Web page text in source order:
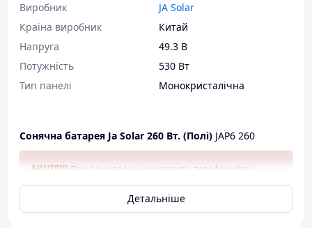
Виробник
JA Solar
Країна виробник
Китай
Напруга
49.3 В
Потужність
530 Вт
Тип панелі
Монокристалічна
Сонячна батарея Ja Solar 260 Вт. (Полі) JAP6 260
АКЦІЯ!!! При замовленні комплекту, телефонуйте і
дізнавайтеся свою знижку!
Детальніше